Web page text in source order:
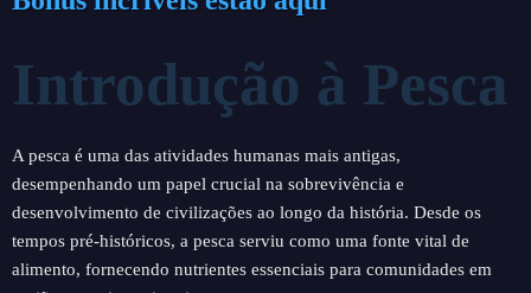
Introdução à Pesca
A pesca é uma das atividades humanas mais antigas,
desempenhando um papel crucial na sobrevivência e
desenvolvimento de civilizações ao longo da história. Desde os
tempos pré-históricos, a pesca serviu como uma fonte vital de
alimento, fornecendo nutrientes essenciais para comunidades em